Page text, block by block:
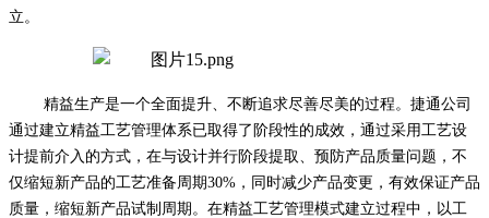
立。
精益生产是一个全面提升、不断追求尽善尽美的过程。捷通公司
通过建立精益工艺管理体系已取得了阶段性的成效，通过采用工艺设
计提前介入的方式，在与设计并行阶段提取、预防产品质量问题，不
仅缩短新产品的工艺准备周期30%，同时减少产品变更，有效保证产品
质量，缩短新产品试制周期。在精益工艺管理模式建立过程中，以工